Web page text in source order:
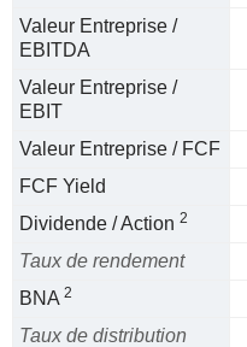
Valeur Entreprise /
EBITDA
Valeur Entreprise /
EBIT
Valeur Entreprise / FCF
FCF Yield
Dividende / Action 2
Taux de rendement
BNA 2
Taux de distribution